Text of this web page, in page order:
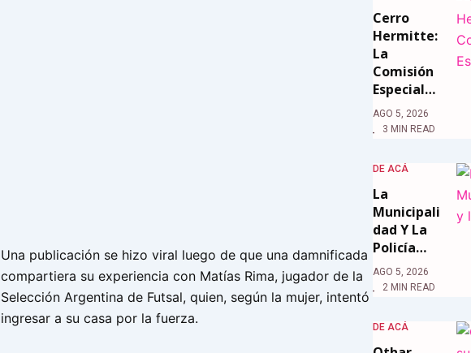
Una publicación se hizo viral luego de que una damnificada
compartiera su experiencia con Matías Rima, jugador de la
Selección Argentina de Futsal, quien, según la mujer, intentó
ingresar a su casa por la fuerza.
Cerro
Hermitte:
La
Comisión
Especial…
AGO 5, 2026
3 MIN READ
DE ACÁ
La
Municipali
Dad Y La
Policía…
AGO 5, 2026
2 MIN READ
DE ACÁ